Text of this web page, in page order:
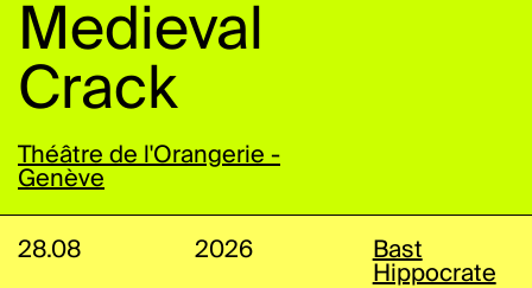
Medieval
Crack
Théâtre de l'Orangerie -
Genève
28.08 2026
Bast
Hippocrate